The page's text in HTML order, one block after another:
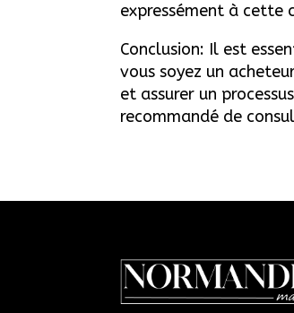
expressément à cette
Conclusion: Il est
vous soyez un
et assurer un
recommandé de